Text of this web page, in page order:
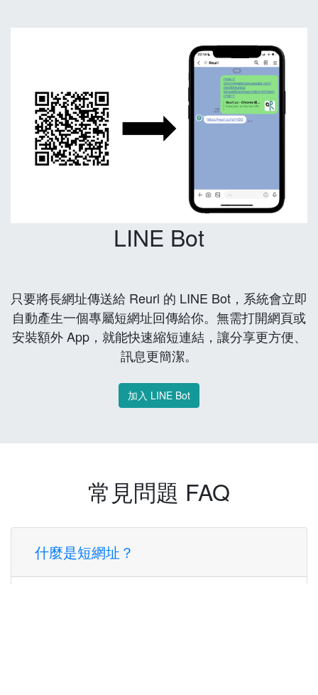
LINE Bot
只要將長網址傳送給 Reurl 的 LINE Bot，系統會立即
自動產生一個專屬短網址回傳給你。無需打開網頁或
安裝額外 App，就能快速縮短連結，讓分享更方便、
訊息更簡潔。
加入 LINE Bot
常見問題 FAQ
什麼是短網址？